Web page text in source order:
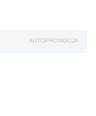
AUTOPROMOCJA